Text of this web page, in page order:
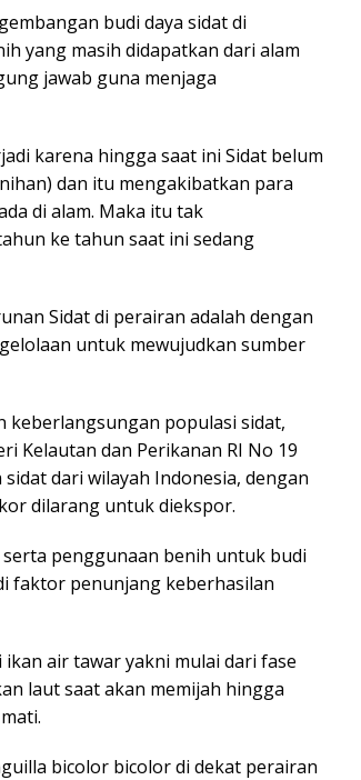
budi daya sidat di
yang masih didapatkan dari alam
jawab guna menjaga
karena hingga saat ini Sidat belum
dan itu mengakibatkan para
di alam. Maka itu tak
ke tahun saat ini sedang
Sidat di perairan adalah dengan
untuk mewujudkan sumber
keberlangsungan populasi sidat,
Kelautan dan Perikanan RI No 19
dari wilayah Indonesia, dengan
dilarang untuk diekspor.
penggunaan benih untuk budi
faktor penunjang keberhasilan
air tawar yakni mulai dari fase
laut saat akan memijah hingga
bicolor bicolor di dekat perairan